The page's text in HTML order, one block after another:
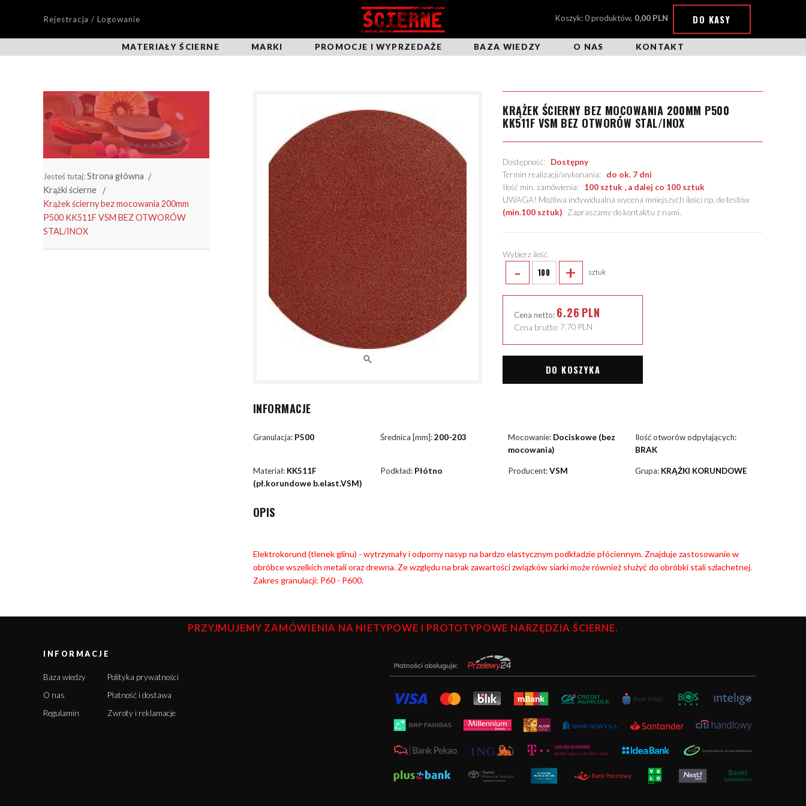
Rejestracja / Logowanie Koszyk: 0 produktów, 0,00 PLN DO KASY
MATERIAŁY ŚCIERNE MARKI PROMOCJE I WYPRZEDAŻE BAZA WIEDZY O NAS KONTAKT
Jesteś tutaj:Strona główna
Krążki ścierne
Krążek ścierny bez mocowania 200mm
P500 KK511F VSM BEZ OTWORÓW
STAL/INOX
KRĄŻEK ŚCIERNY BEZ MOCOWANIA 200MM P500
KK511F VSM BEZ OTWORÓW STAL/INOX
Dostępność: Dostępny
Termin realizacji/wykonania: do ok. 7 dni
Ilość min. zamówienia: 100 sztuk , a dalej co 100 sztuk
UWAGA! Możliwa indywidualna wycena mniejszych ilości np. do testów
(min.100 sztuk). Zapraszamy do kontaktu z nami.
Wybierz ilość
- + sztuk
Cena netto: 6.26 PLN
Cena brutto: 7.70 PLN
DO KOSZYKA
INFORMACJE
Granulacja: P500 Średnica [mm]:200-203 Mocowanie: Dociskowe (bez
mocowania)
Ilość otworów odpylających:
BRAK
Materiał: KK511F
(pł.korundowe b.elast.VSM)
Podkład: Płótno Producent:VSM Grupa: KRĄŻKI KORUNDOWE
OPIS
Elektrokorund (tlenek glinu) - wytrzymały i odporny nasyp na bardzo elastycznym podkładzie płóciennym. Znajduje zastosowanie w
obróbce wszelkich metali oraz drewna. Ze względu na brak zawartości związków siarki może również służyć do obróbki stali szlachetnej.
Zakres granulacji: P60 - P600.
PRZYJMUJEMY ZAMÓWIENIA NA NIETYPOWE I PROTOTYPOWE NARZĘDZIA ŚCIERNE.
INFORMACJE
Baza wiedzy
O nas
Regulamin
Polityka prywatności
Płatność i dostawa
Zwroty i reklamacje